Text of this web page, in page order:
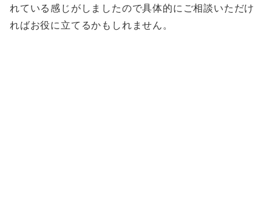
れている感じがしましたので具体的にご相談いただけ
ればお役に立てるかもしれません。